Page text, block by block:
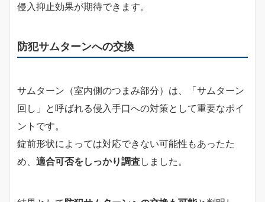
侵入抑止効果が期待できます。
防犯サムターンへの交換
サムターン（室内側のつまみ部分）は、「サムターン
回し」と呼ばれる侵入手口への対策として重要なポイ
ントです。
錠前形状によっては対応できない可能性もあったた
め、 適合可否をしっかり調査しました。